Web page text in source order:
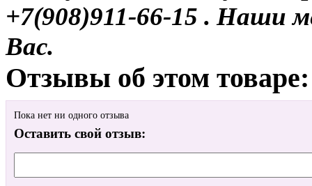
+7(908)911-66-15 . Наши
Вас.
Отзывы об этом товаре:
Пока нет ни одного отзыва
Оставить свой отзыв: